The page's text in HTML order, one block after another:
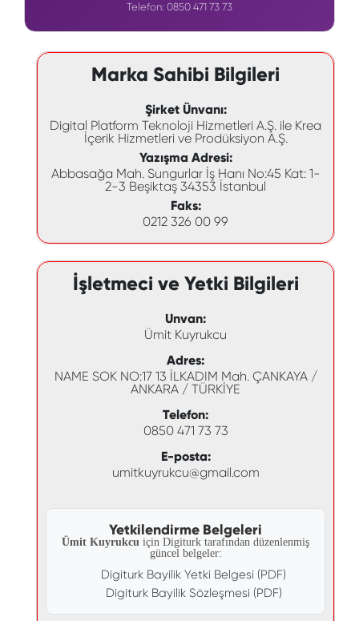
Telefon: 0850 471 73 73
Marka Sahibi Bilgileri
Şirket Ünvanı:
Digital Platform Teknoloji Hizmetleri A.Ş. ile Krea
İçerik Hizmetleri ve Prodüksiyon A.Ş.
Yazışma Adresi:
Abbasağa Mah. Sungurlar İş Hanı No:45 Kat: 1-
2-3 Beşiktaş 34353 İstanbul
Faks:
0212 326 00 99
İşletmeci ve Yetki Bilgileri
Unvan:
Ümit Kuyrukcu
Adres:
NAME SOK NO:17 13 İLKADIM Mah. ÇANKAYA /
ANKARA / TÜRKİYE
Telefon:
0850 471 73 73
E-posta:
umitkuyrukcu@gmail.com
Yetkilendirme Belgeleri
Ümit Kuyrukcu için Digiturk tarafından düzenlenmiş
güncel belgeler:
Digiturk Bayilik Yetki Belgesi (PDF)
Digiturk Bayilik Sözleşmesi (PDF)